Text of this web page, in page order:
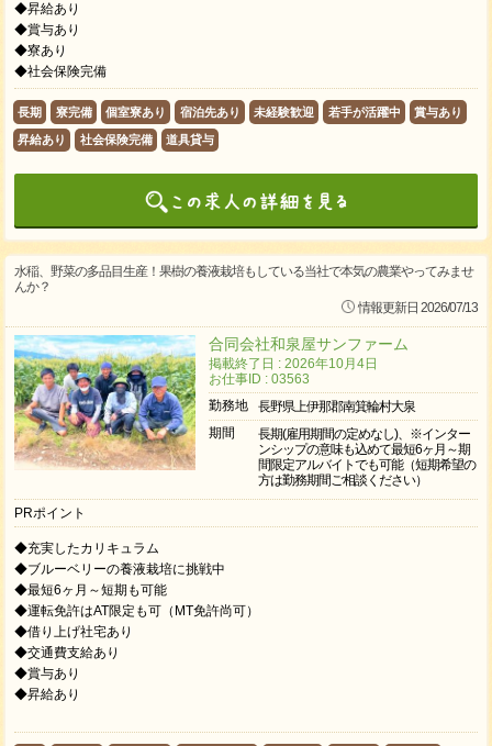
◆昇給あり
◆賞与あり
◆寮あり
◆社会保険完備
長期 寮完備 個室寮あり 宿泊先あり 未経験歓迎 若手が活躍中 賞与あり
昇給あり 社会保険完備 道具貸与
水稲、野菜の多品目生産！果樹の養液栽培もしている当社で本気の農業やってみませ
んか？
情報更新日 2026/07/13
合同会社和泉屋サンファーム
掲載終了日 : 2026年10月4日
お仕事ID : 03563
勤務地
長野県上伊那郡南箕輪村大泉
期間
長期(雇用期間の定めなし)、※インター
ンシップの意味も込めて最短6ヶ月～期
間限定アルバイトでも可能（短期希望の
方は勤務期間ご相談ください）
PRポイント
◆充実したカリキュラム
◆ブルーベリーの養液栽培に挑戦中
◆最短6ヶ月～短期も可能
◆運転免許はAT限定も可（MT免許尚可）
◆借り上げ社宅あり
◆交通費支給あり
​◆賞与あり
​◆昇給あり